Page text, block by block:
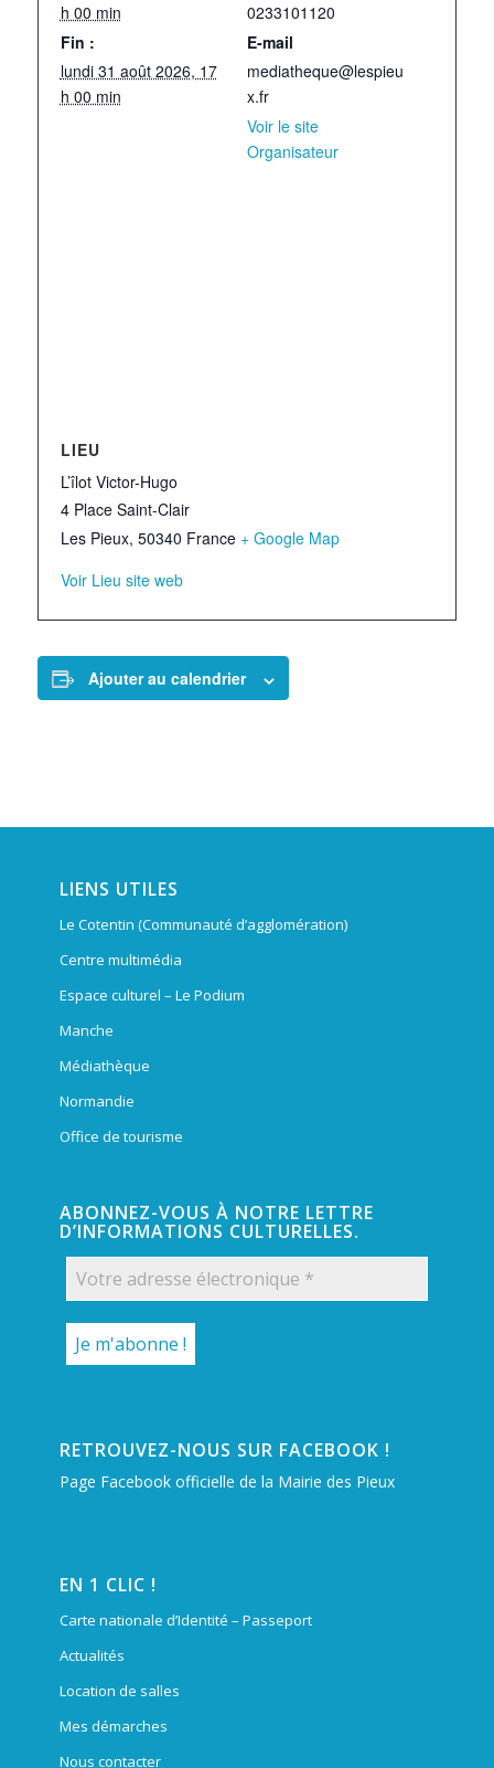
h 00 min
Fin :
lundi 31 août 2026, 17
h 00 min
0233101120
E-mail
mediatheque@lespieu
x.fr
Voir le site
Organisateur
LIEU
L’îlot Victor-Hugo
4 Place Saint-Clair
Les Pieux, 50340 France + Google Map
Voir Lieu site web
Ajouter au calendrier
LIENS UTILES
Le Cotentin (Communauté d’agglomération)
Centre multimédia
Espace culturel – Le Podium
Manche
Médiathèque
Normandie
Office de tourisme
ABONNEZ-VOUS À NOTRE LETTRE
D’INFORMATIONS CULTURELLES.
RETROUVEZ-NOUS SUR FACEBOOK !
Page Facebook officielle de la Mairie des Pieux
EN 1 CLIC !
Carte nationale d’Identité – Passeport
Actualités
Location de salles
Mes démarches
Nous contacter